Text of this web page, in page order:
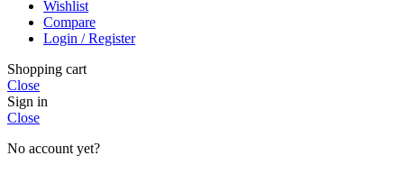
Wishlist
Compare
Login / Register
Shopping cart
Close
Sign in
Close
No account yet?